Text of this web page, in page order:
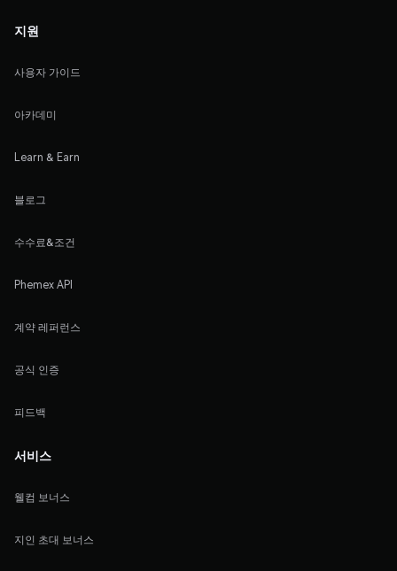
지원
사용자 가이드
아카데미
Learn & Earn
블로그
수수료&조건
Phemex API
계약 레퍼런스
공식 인증
피드백
서비스
웰컴 보너스
지인 초대 보너스